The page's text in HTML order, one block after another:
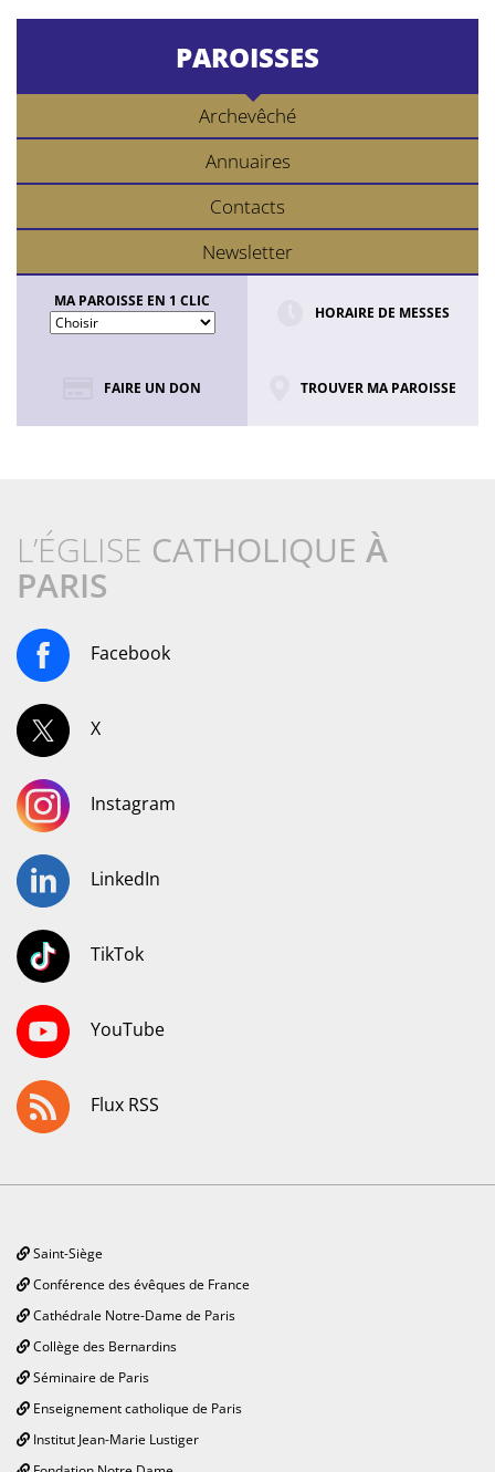
PAROISSES
Archevêché
Annuaires
Contacts
Newsletter
MA PAROISSE EN 1 CLIC
HORAIRE DE MESSES
FAIRE UN DON TROUVER MA PAROISSE
L’ÉGLISE CATHOLIQUE À
PARIS
Facebook
X
Instagram
LinkedIn
TikTok
YouTube
Flux RSS
Saint-Siège
Conférence des évêques de France
Cathédrale Notre-Dame de Paris
Collège des Bernardins
Séminaire de Paris
Enseignement catholique de Paris
Institut Jean-Marie Lustiger